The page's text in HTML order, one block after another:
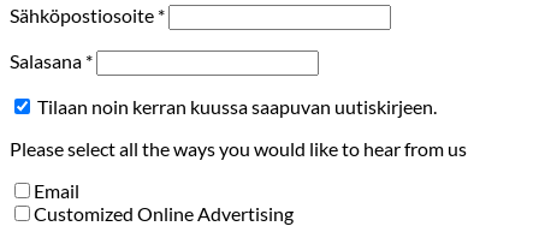
Sähköpostiosoite *Vaaditaan
Salasana *Vaaditaan
Tilaan noin kerran kuussa saapuvan uutiskirjeen.
Please select all the ways you would like to hear from us
Email
Customized Online Advertising